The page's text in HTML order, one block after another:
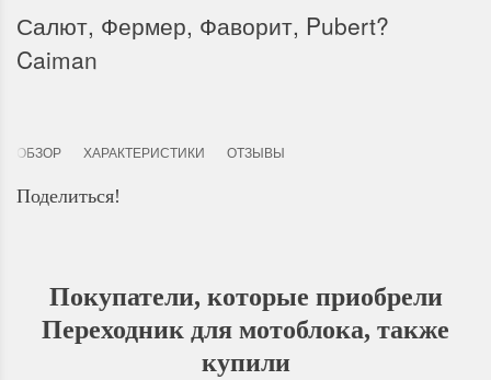
Салют, Фермер, Фаворит, Pubert?
Caiman
ОБЗОР ХАРАКТЕРИСТИКИ ОТЗЫВЫ
Поделиться!
Покупатели, которые приобрели
Переходник для мотоблока, также
купили